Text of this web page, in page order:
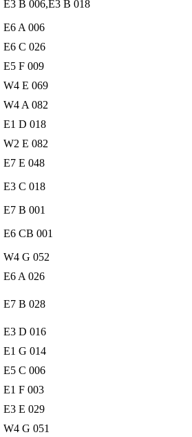
E3 B 006,E3 B 018
E6 A 006
E6 C 026
E5 F 009
W4 E 069
W4 A 082
E1 D 018
W2 E 082
E7 E 048
E3 C 018
E7 B 001
E6 CB 001
W4 G 052
E6 A 026
E7 B 028
E3 D 016
E1 G 014
E5 C 006
E1 F 003
E3 E 029
W4 G 051